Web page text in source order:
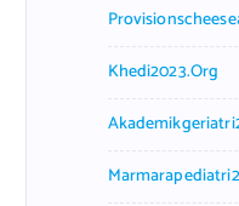
Khedi2023.org